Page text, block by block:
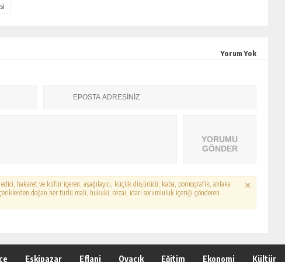
Yorum Yok
YORUMU
GÖNDER
hakaret ve küfür içeren, aşağılayıcı, küçük düşürücü, kaba, pornografik, ahlaka
doğan her türlü mali, hukuki, cezai, idari sorumluluk içeriği gönderen
Eskipazar Eflani Ovacık Eğitim Ekonomi Kültür